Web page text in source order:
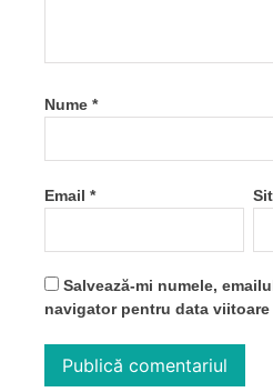
Nume *
Email *
Salvează-mi numele,
navigator pentru data